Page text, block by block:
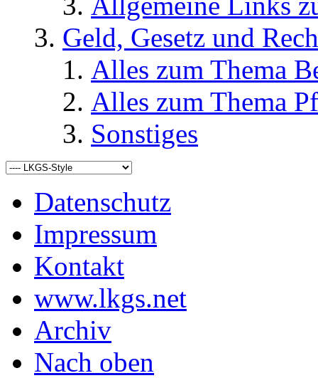
Geld, Gesetz und
Alles zum Thema
Alles zum Thema
Sonstiges
Datenschutz
Impressum
Kontakt
www.lkgs.net
Archiv
Nach oben